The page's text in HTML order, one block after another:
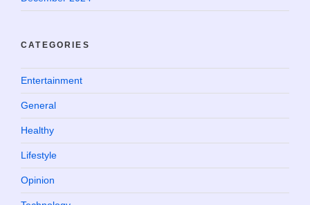
CATEGORIES
Entertainment
General
Healthy
Lifestyle
Opinion